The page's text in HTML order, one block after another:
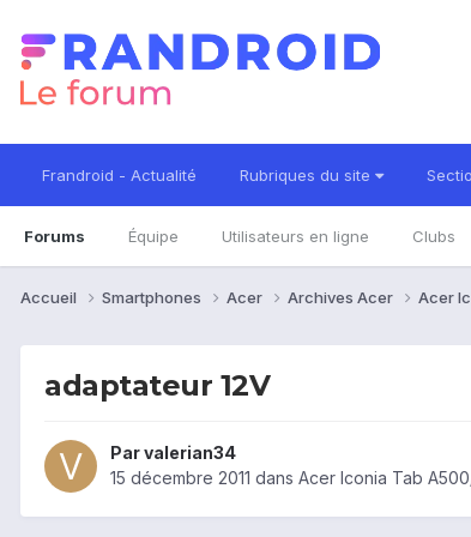
Frandroid - Actualité Rubriques du site
Forums Équipe Utilisateurs en ligne Clubs
Accueil Smartphones Acer Archives Acer Acer
adaptateur 12V
Parvalerian34
15 décembre 2011 dans Acer Iconia Tab